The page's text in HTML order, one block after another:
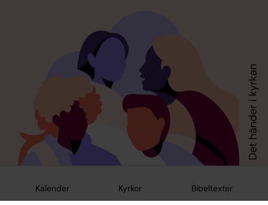
Kalender Kyrkor Bibeltexter